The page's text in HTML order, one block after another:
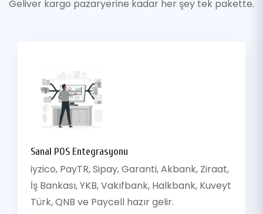
Geliver kargo pazaryerine kadar her şey tek pakette.
Sanal POS Entegrasyonu
iyzico, PayTR, Sipay, Garanti, Akbank, Ziraat,
İş Bankası, YKB, Vakıfbank, Halkbank, Kuveyt
Türk, QNB ve Paycell hazır gelir.